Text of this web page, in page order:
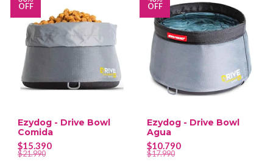
OFF
Ezydog - Drive Bowl
Comida
$15.390
$21.990
OFF
Ezydog - Drive Bowl
Agua
$10.790
$17.990